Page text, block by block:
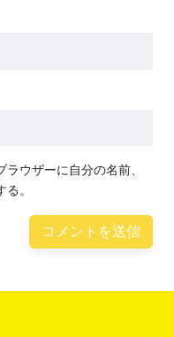
ウザーに自分の名前、
。